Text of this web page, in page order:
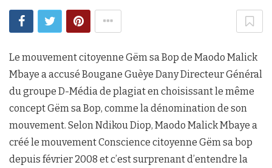
Le mouvement citoyenne Gëm sa Bop de Maodo Malick
Mbaye a accusé Bougane Guèye Dany Directeur Général
du groupe D-Média de plagiat en choisissant le même
concept Gëm sa Bop, comme la dénomination de son
mouvement. Selon Ndikou Diop, Maodo Malick Mbaye a
créé le mouvement Conscience citoyenne Gëm sa bop
depuis février 2008 et c’est surprenant d’entendre la